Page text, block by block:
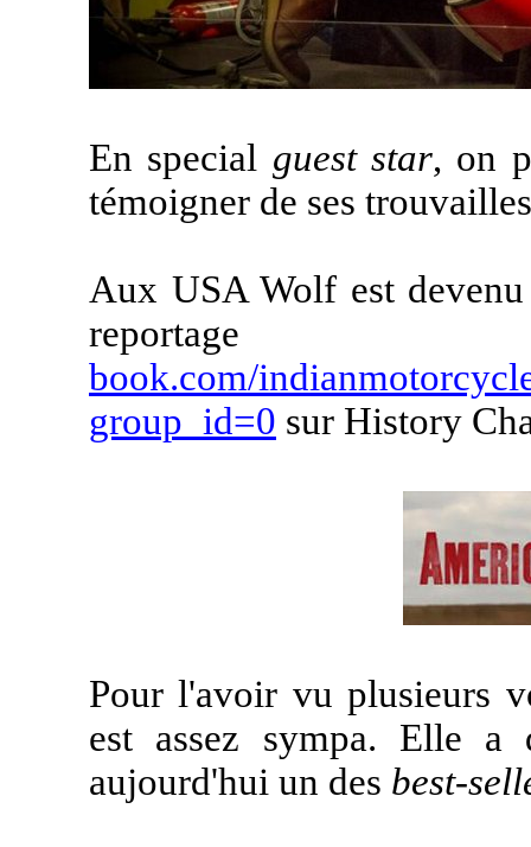
En special guest star, on
témoigner de ses
Aux USA Wolf est
book.com/
group_id=0 sur History
Pour l'avoir vu plusieurs
est assez sympa. Elle
aujourd'hui un des best-